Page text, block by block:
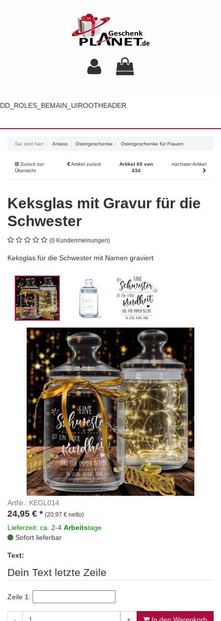
DD_ROLES_BEMAIN_UIROOTHEADER
Sie sind hier: Anlass Ostergeschenke Ostergeschenke für Frauen
Zurück zur
Übersicht
Artikel zurück
Artikel 60 von
434
nächster Artikel
Keksglas mit Gravur für die
Schwester
(0 Kundenmeinungen)
Keksglas für die Schwester mit Namen graviert
ArtNr.: KEGL014
24,95 € * (20,97 € netto)
Lieferzeit: ca. 2-4 Arbeitstage
Sofort lieferbar
Text:
Dein Text letzte Zeile
Zeile 1: